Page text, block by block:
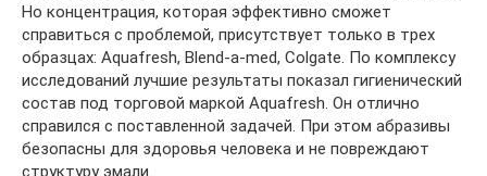
Но концентрация, которая эффективно сможет
справиться с проблемой, присутствует только в трех
образцах: Aquafresh, Blend-a-med, Colgate. По комплексу
исследований лучшие результаты показал гигиенический
состав под торговой маркой Aquafresh. Он отлично
справился с поставленной задачей. При этом абразивы
безопасны для здоровья человека и не повреждают
структуру эмали.